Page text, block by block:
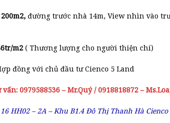
đường trước nhà 14m, View nhìn vào
m2 ( Thương lượng cho người thiện chí)
đồng với chủ đầu tư Cienco 5 Land
0979588536 – Mr.Quý / 0918818872 –
HH02 – 2A – Khu B1.4 Đô Thị Thanh Hà Cienco